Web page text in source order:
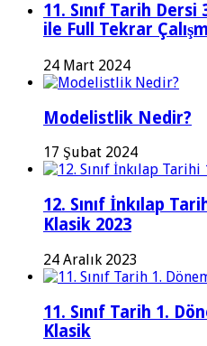
11. Sınıf Tarih
ile Full Tekrar
24 Mart 2024
Modelistlik Nedir?
17 Şubat 2024
12. Sınıf İnkılap
Klasik 2023
24 Aralık 2023
11. Sınıf Tarih 1.
Klasik